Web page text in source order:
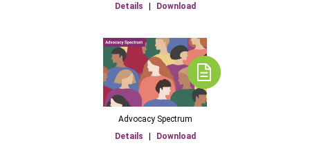
Details
Download
Advocacy Spectrum
Details
Download